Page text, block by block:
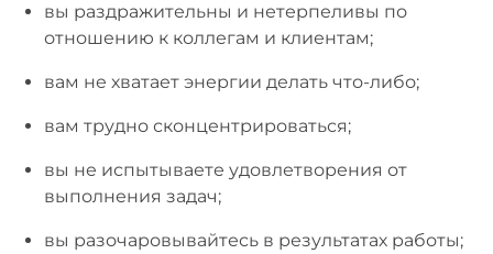
вы раздражительны и нетерпеливы по
отношению к коллегам и клиентам;
вам не хватает энергии делать что-либо;
вам трудно сконцентрироваться;
вы не испытываете удовлетворения от
выполнения задач;
вы разочаровывайтесь в результатах работы;